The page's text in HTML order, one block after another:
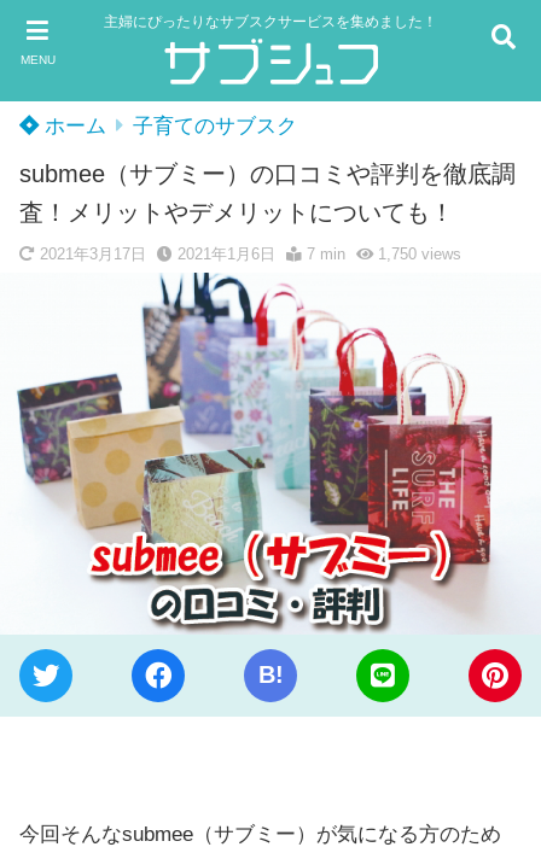
MENU
主婦にぴったりなサブスクサービスを集めました！
ホーム 子育てのサブスク
submee（サブミー）の口コミや評判を徹底調
査！メリットやデメリットについても！
2021年3月17日 2021年1月6日 7 min 1,750views
B!
今回そんなsubmee（サブミー）が気になる方のため